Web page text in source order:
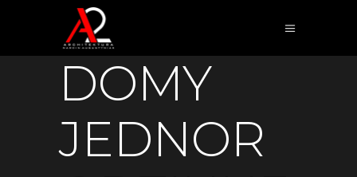
DOMY
JEDNOR